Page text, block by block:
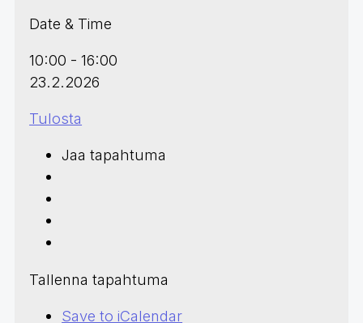
Date & Time
10:00 - 16:00
23.2.2026
Tulosta
Jaa tapahtuma
Tallenna tapahtuma
Save to iCalendar